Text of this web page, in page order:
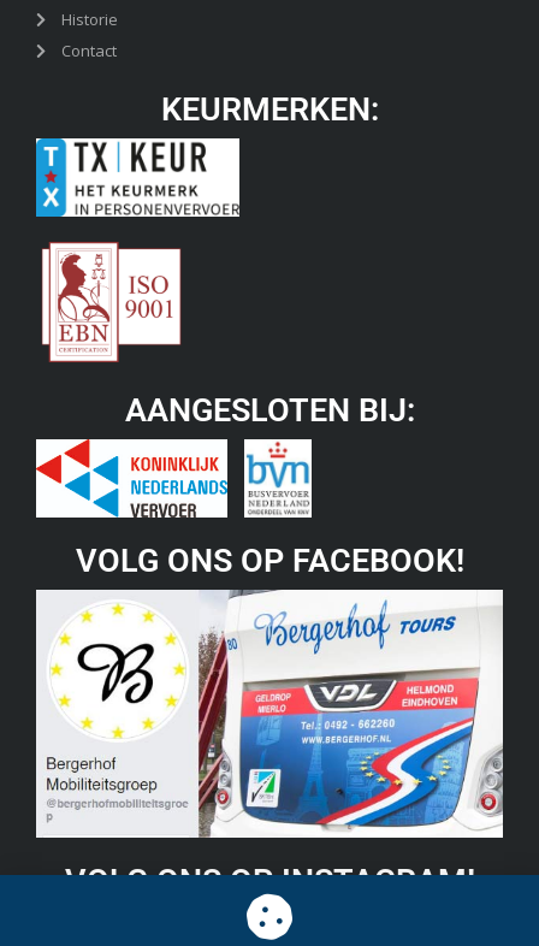
Historie
Contact
KEURMERKEN:
AANGESLOTEN BIJ:
VOLG ONS OP FACEBOOK!
VOLG ONS OP INSTAGRAM!